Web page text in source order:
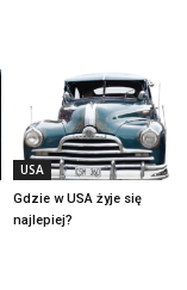
USA
Gdzie w USA żyje się
najlepiej?